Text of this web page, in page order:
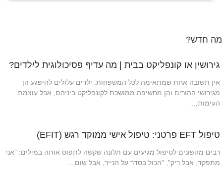
מה חדש?
גירושין או קונפליקט בבית | מה עדיף פסיכולוגית לילדים?
אין תשובה אחת שמתאימה לכל המשפחות. ילדים עלולים להיפגע הן
מגירושי ההורים והן מחשיפה ממושכת לקונפליקט ביניהם, אבל עוצמת
העימות,…
טיפול EFT פרטני: טיפול אישי ממוקד רגש (EFIT)
רבים מהפונים לטיפול מגיעים עם תלונה שקשה לתפוס אותה במילים: "אני
מתפקד, אבל ריק", "הכול בסדר על הנייר, אבל שום…